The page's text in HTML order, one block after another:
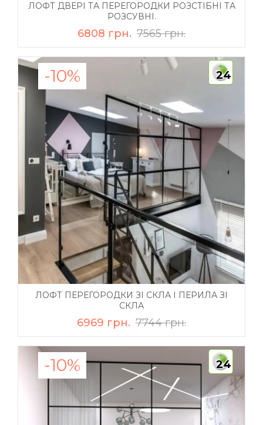
ЛОФТ ДВЕРІ ТА ПЕРЕГОРОДКИ РОЗСТІБНІ ТА
РОЗСУВНІ.
6808 грн. 7565 грн.
-10% 24
ЛОФТ ПЕРЕГОРОДКИ ЗІ СКЛА І ПЕРИЛА ЗІ
СКЛА
6969 грн. 7744 грн.
-10% 24